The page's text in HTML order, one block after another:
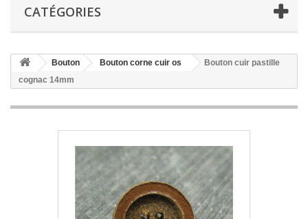
CATÉGORIES
Bouton Bouton corne cuir os
Bouton cuir pastille
cognac 14mm